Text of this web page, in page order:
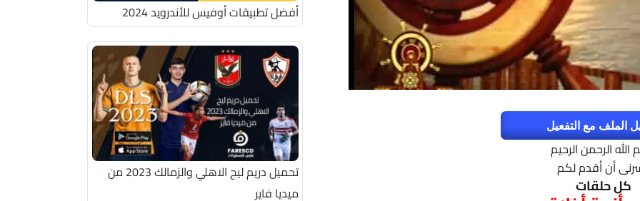
الملف مع التفعيل
الله الرحمن الرحيم
أن أقدم لكم
كل حلقات
أفضل تطبيقات أوفيس للأندرويد 2024
تحميل دريم ليج الاهلي والزمالك 2023 من
ميديا فاير